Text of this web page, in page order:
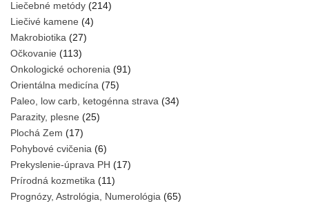
Liečebné metódy (214)
Liečivé kamene (4)
Makrobiotika (27)
Očkovanie (113)
Onkologické ochorenia (91)
Orientálna medicína (75)
Paleo, low carb, ketogénna strava (34)
Parazity, plesne (25)
Plochá Zem (17)
Pohybové cvičenia (6)
Prekyslenie-úprava PH (17)
Prírodná kozmetika (11)
Prognózy, Astrológia, Numerológia (65)